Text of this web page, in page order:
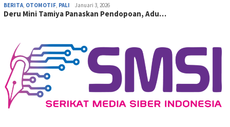
BERITA, OTOMOTIF, PALI Januari 3, 2026
Deru Mini Tamiya Panaskan Pendopoan, Adu…